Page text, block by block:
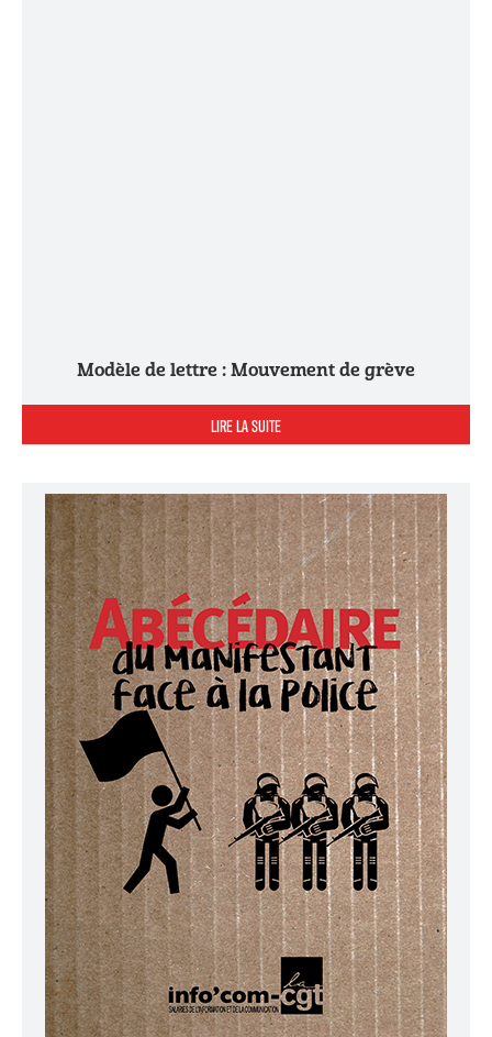
Modèle de lettre : Mouvement de grève
LIRE LA SUITE